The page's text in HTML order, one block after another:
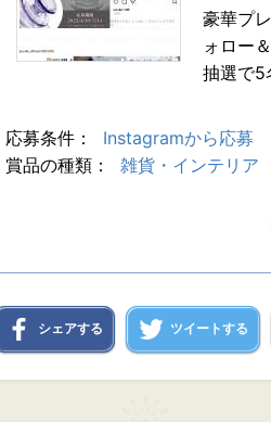
豪華プ
ォロー
抽選で5
応募条件：
Instagramから応募
賞品の種類：
雑貨・インテリア
シェアする ツイートする